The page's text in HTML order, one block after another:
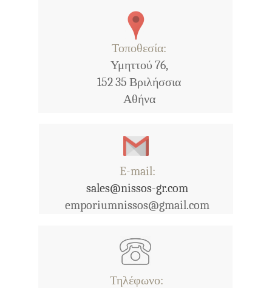
Τηλέφωνο:
Τοποθεσία:
Υμηττού 76,
152 35 Βριλήσσια
Αθήνα
E-mail:
sales@nissos-gr.com
emporiumnissos@gmail.com